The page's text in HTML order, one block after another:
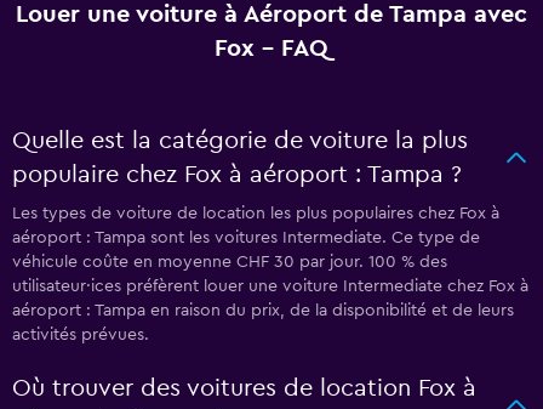
Louer une voiture à Aéroport de Tampa avec
Fox - FAQ
Quelle est la catégorie de voiture la plus
populaire chez Fox à aéroport : Tampa ?
Les types de voiture de location les plus populaires chez Fox à
aéroport : Tampa sont les voitures Intermediate. Ce type de
véhicule coûte en moyenne CHF 30 par jour. 100 % des
utilisateur·ices préfèrent louer une voiture Intermediate chez Fox à
aéroport : Tampa en raison du prix, de la disponibilité et de leurs
activités prévues.
Où trouver des voitures de location Fox à